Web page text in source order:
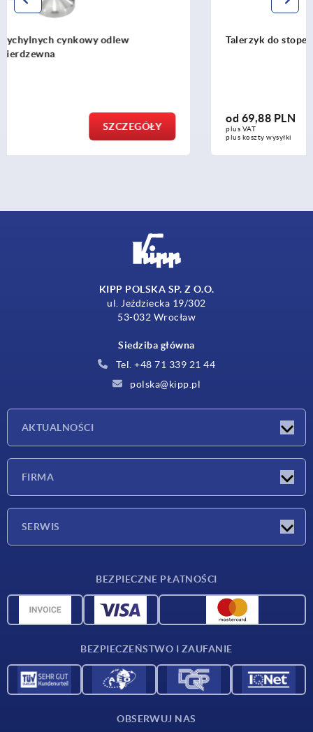
Talerzyk do stopek wychylnych ze stali
69,88 PLN
SZCZEGÓŁY
KIPP POLSKA SP. Z O.O.
ul. Jeździecka 19/302
53-032 Wrocław
Siedziba główna
Tel. +48 71 339 21 44
polska@kipp.pl
AKTUALNOŚCI
FIRMA
SERWIS
Dane CAD
BEZPIECZNE PŁATNOŚCI
BEZPIECZEŃSTWO I ZAUFANIE
OBSERWUJ NAS